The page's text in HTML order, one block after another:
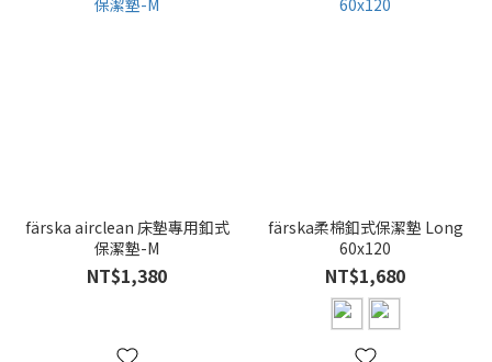
färska airclean 床墊專用釦式
保潔墊-M
NT$1,380
färska柔棉釦式保潔墊 Long
60x120
NT$1,680